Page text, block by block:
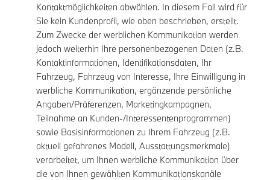
Kontaktmöglichkeiten abwählen. In diesem Fall wird für
Sie kein Kundenprofil, wie oben beschrieben, erstellt.
Zum Zwecke der werblichen Kommunikation werden
jedoch weiterhin Ihre personenbezogenen Daten (z.B.
Kontaktinformationen, Identifikationsdaten, Ihr
Fahrzeug, Fahrzeug von Interesse, Ihre Einwilligung in
werbliche Kommunikation, ergänzende persönliche
Angaben/Präferenzen, Marketingkampagnen,
Teilnahme an Kunden-/Interessentenprogrammen)
sowie Basisinformationen zu Ihrem Fahrzeug (z.B.
aktuell gefahrenes Modell, Ausstattungsmerkmale)
verarbeitet, um Ihnen werbliche Kommunikation über
die von Ihnen gewählten Kommunikationskanäle